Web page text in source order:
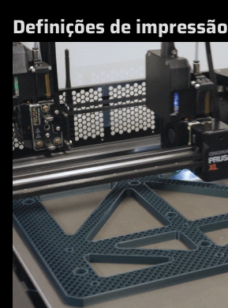
Definições de impressão